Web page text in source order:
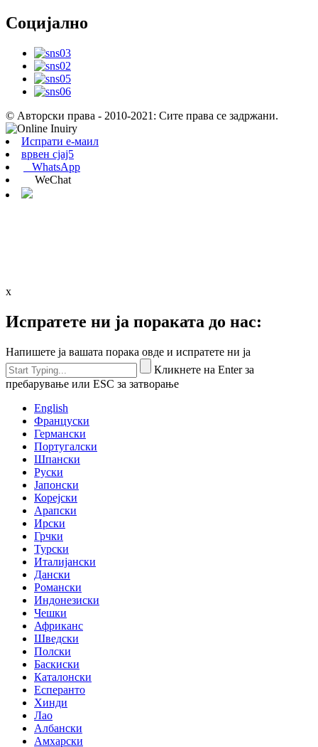
Социјално
© Авторски права - 2010-2021: Сите права се задржани.
Испрати е-маил
врвен сјај5
WhatsApp
WeChat
x
Испратете ни ја пораката до нас:
Напишете ја вашата порака овде и испратете ни ја
Кликнете на Enter за
пребарување или ESC за затворање
English
Француски
Германски
Португалски
Шпански
Руски
Јапонски
Корејски
Арапски
Ирски
Грчки
Турски
Италијански
Дански
Романски
Индонезиски
Чешки
Африканс
Шведски
Полски
Баскиски
Каталонски
Есперанто
Хинди
Лао
Албански
Амхарски